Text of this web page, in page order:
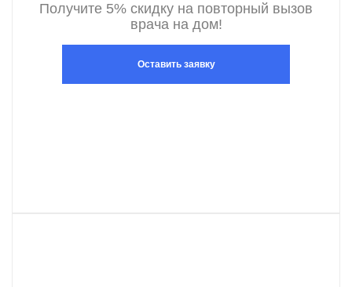
Получите 5% скидку на повторный вызов
врача на дом!
Оставить заявку